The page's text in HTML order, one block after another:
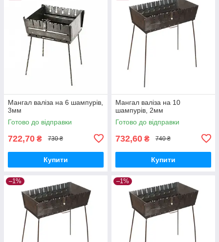
Мангал валіза на 6 шампурів,
3мм
Готово до відправки
722,70 ₴ 730 ₴
Купити
Мангал валіза на 10
шампурів, 2мм
Готово до відправки
732,60 ₴ 740 ₴
Купити
–1% –1%